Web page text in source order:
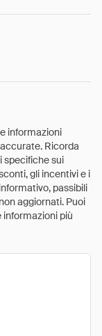
informazioni
Ricorda
specifiche sui
gli incentivi e i
passibili
aggiornati. Puoi
più